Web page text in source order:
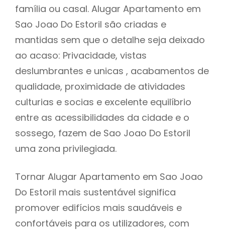
família ou casal. Alugar Apartamento em
Sao Joao Do Estoril são criadas e
mantidas sem que o detalhe seja deixado
ao acaso: Privacidade, vistas
deslumbrantes e unicas , acabamentos de
qualidade, proximidade de atividades
culturias e socias e excelente equilíbrio
entre as acessibilidades da cidade e o
sossego, fazem de Sao Joao Do Estoril
uma zona privilegiada.
Tornar Alugar Apartamento em Sao Joao
Do Estoril mais sustentável significa
promover edifícios mais saudáveis e
confortáveis para os utilizadores, com